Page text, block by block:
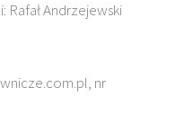
Rafał Andrzejewski
nr